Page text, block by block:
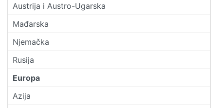
Austrija i Austro-Ugarska
Mađarska
Njemačka
Rusija
Europa
Azija